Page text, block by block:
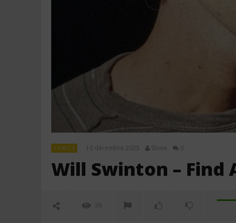
LYRICS 10 décembre 2025 Stone 0
Will Swinton – Find
36